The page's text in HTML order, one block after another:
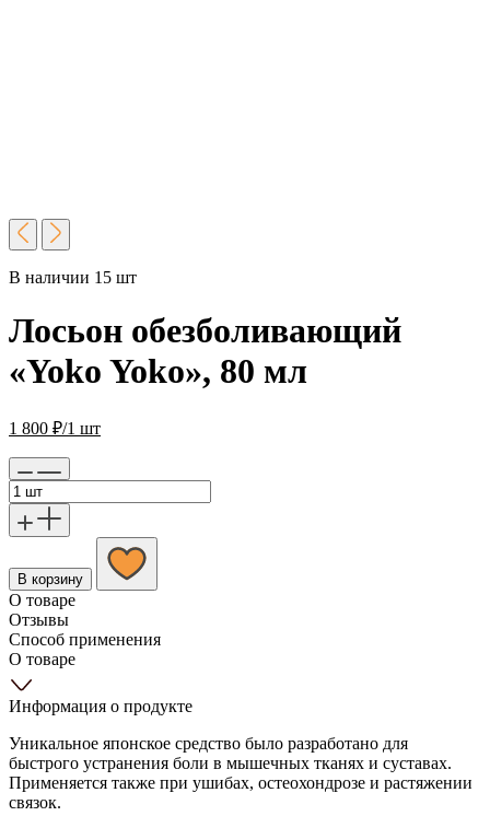
В наличии 15 шт
Лосьон обезболивающий
«Yoko Yoko», 80 мл
1 800 ₽/1 шт
В корзину
О товаре
Отзывы
Способ применения
О товаре
Информация о продукте
Уникальное японское средство было разработано для
быстрого устранения боли в мышечных тканях и суставах.
Применяется также при ушибах, остеохондрозе и растяжении
связок.